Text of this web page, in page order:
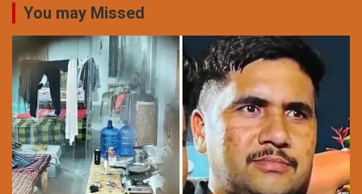
You may Missed